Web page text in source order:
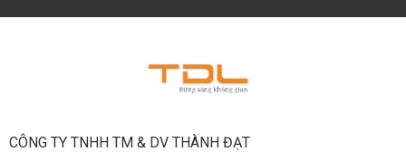
CÔNG TY TNHH TM & DV THÀNH ĐẠT